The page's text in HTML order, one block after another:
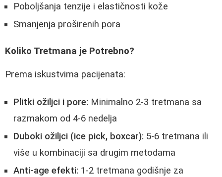
Poboljšanja tenzije i elastičnosti kože
Smanjenja proširenih pora
Koliko Tretmana je Potrebno?
Prema iskustvima pacijenata:
Plitki ožiljci i pore: Minimalno 2-3 tretmana sa
razmakom od 4-6 nedelja
Duboki ožiljci (ice pick, boxcar): 5-6 tretmana ili
više u kombinaciji sa drugim metodama
Anti-age efekti: 1-2 tretmana godišnje za